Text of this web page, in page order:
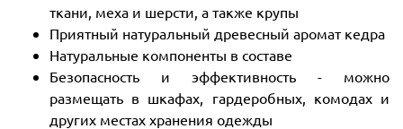
ткани, меха и шерсти, а также крупы
Приятный натуральный древесный аромат кедра
Натуральные компоненты в составе
Безопасность и эффективность - можно
размещать в шкафах, гардеробных, комодах и
других местах хранения одежды